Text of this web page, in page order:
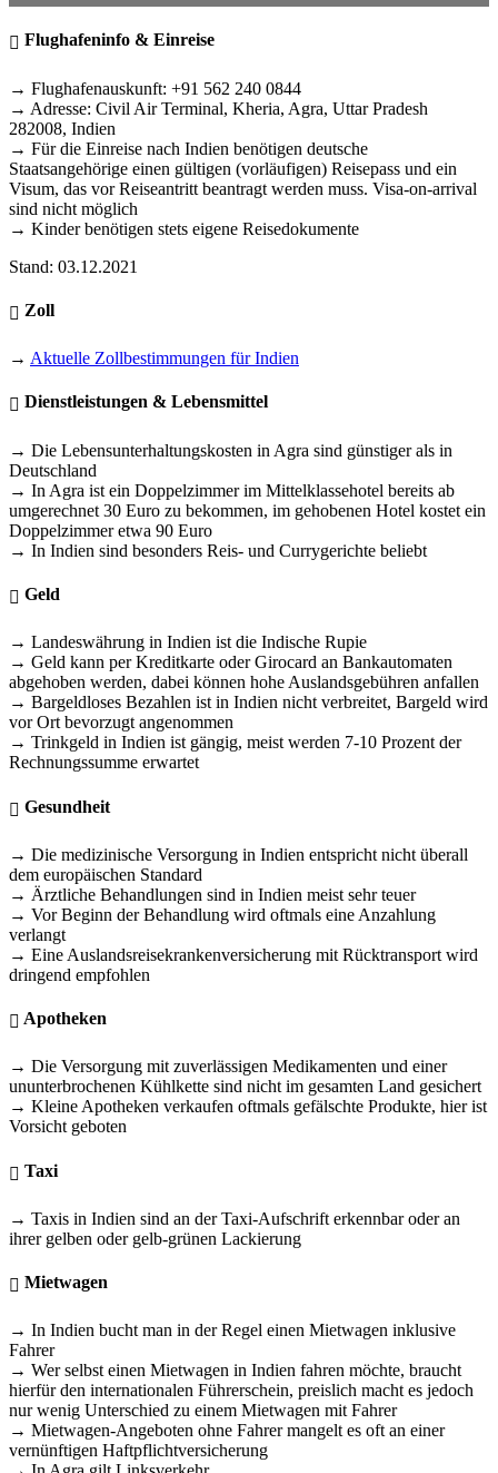
Flughafeninfo & Einreise
→ Flughafenauskunft: +91 562 240 0844
→ Adresse: Civil Air Terminal, Kheria, Agra, Uttar Pradesh
282008, Indien
→ Für die Einreise nach Indien benötigen deutsche
Staatsangehörige einen gültigen (vorläufigen) Reisepass und ein
Visum, das vor Reiseantritt beantragt werden muss. Visa-on-arrival
sind nicht möglich
→ Kinder benötigen stets eigene Reisedokumente
Stand: 03.12.2021
Zoll
→ Aktuelle Zollbestimmungen für Indien
Dienstleistungen & Lebensmittel
→ Die Lebensunterhaltungskosten in Agra sind günstiger als in
Deutschland
→ In Agra ist ein Doppelzimmer im Mittelklassehotel bereits ab
umgerechnet 30 Euro zu bekommen, im gehobenen Hotel kostet ein
Doppelzimmer etwa 90 Euro
→ In Indien sind besonders Reis- und Currygerichte beliebt
Geld
→ Landeswährung in Indien ist die Indische Rupie
→ Geld kann per Kreditkarte oder Girocard an Bankautomaten
abgehoben werden, dabei können hohe Auslandsgebühren anfallen
→ Bargeldloses Bezahlen ist in Indien nicht verbreitet, Bargeld wird
vor Ort bevorzugt angenommen
→ Trinkgeld in Indien ist gängig, meist werden 7-10 Prozent der
Rechnungssumme erwartet
Gesundheit
→ Die medizinische Versorgung in Indien entspricht nicht überall
dem europäischen Standard
→ Ärztliche Behandlungen sind in Indien meist sehr teuer
→ Vor Beginn der Behandlung wird oftmals eine Anzahlung
verlangt
→ Eine Auslandsreisekrankenversicherung mit Rücktransport wird
dringend empfohlen
Apotheken
→ Die Versorgung mit zuverlässigen Medikamenten und einer
ununterbrochenen Kühlkette sind nicht im gesamten Land gesichert
→ Kleine Apotheken verkaufen oftmals gefälschte Produkte, hier ist
Vorsicht geboten
Taxi
→ Taxis in Indien sind an der Taxi-Aufschrift erkennbar oder an
ihrer gelben oder gelb-grünen Lackierung
Mietwagen
→ In Indien bucht man in der Regel einen Mietwagen inklusive
Fahrer
→ Wer selbst einen Mietwagen in Indien fahren möchte, braucht
hierfür den internationalen Führerschein, preislich macht es jedoch
nur wenig Unterschied zu einem Mietwagen mit Fahrer
→ Mietwagen-Angeboten ohne Fahrer mangelt es oft an einer
vernünftigen Haftpflichtversicherung